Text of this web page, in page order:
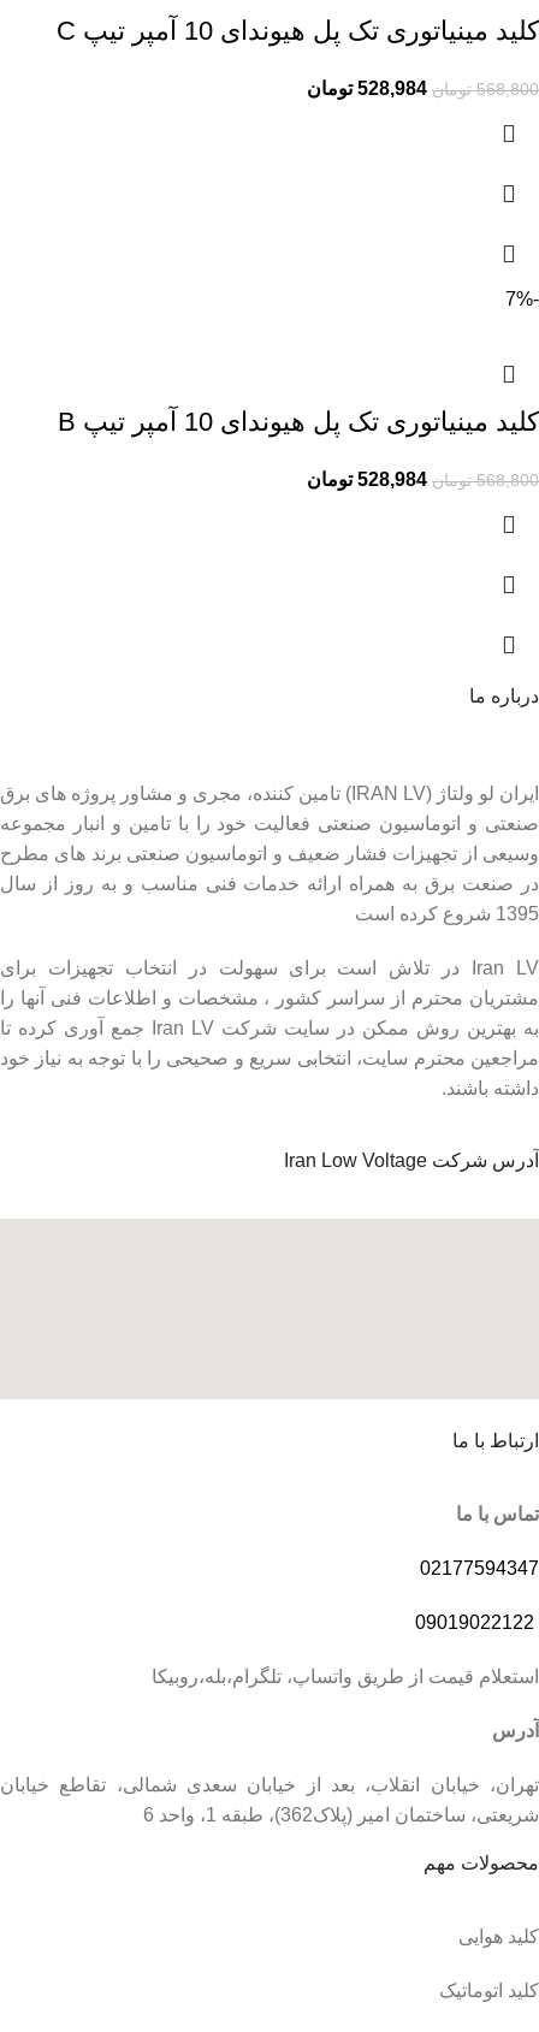
کلید مینیاتوری تک پل هیوندای 10 آمپر تیپ C
568,800 تومان 528,984 تومان
-7%
کلید مینیاتوری تک پل هیوندای 10 آمپر تیپ B
568,800 تومان 528,984 تومان
درباره ما
ایران لو ولتاژ (IRAN LV) تامین کننده، مجری و مشاور پروژه های برق
صنعتی و اتوماسیون صنعتی فعالیت خود را با تامین و انبار مجموعه
وسیعی از تجهیزات فشار ضعیف و اتوماسیون صنعتی برند های مطرح
در صنعت برق به همراه ارائه خدمات فنی مناسب و به روز از سال
1395 شروع کرده است
Iran LV در تلاش است برای سهولت در انتخاب تجهیزات برای
مشتریان محترم از سراسر کشور ، مشخصات و اطلاعات فنی آنها را
به بهترین روش ممکن در سایت شرکت Iran LV جمع آوری کرده تا
مراجعین محترم سایت، انتخابی سریع و صحیحی را با توجه به نیاز خود
داشته باشند.
آدرس شرکت Iran Low Voltage
ارتباط با ما
تماس با ما
02177594347
09019022122
استعلام قیمت از طریق واتساپ، تلگرام،بله،روبیکا
آدرس
تهران، خیابان انقلاب، بعد از خیابان سعدی شمالی، تقاطع خیابان
شریعتی، ساختمان امیر (پلاک362)، طبقه 1، واحد 6
محصولات مهم
کلید هوایی
کلید اتوماتیک